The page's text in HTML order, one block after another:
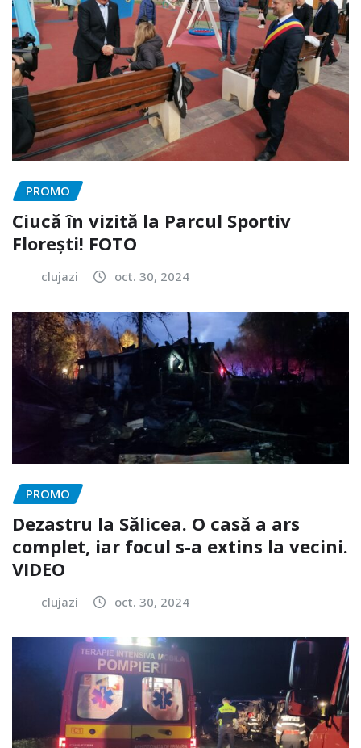
PROMO
Ciucă în vizită la Parcul Sportiv
Florești! FOTO
clujazi oct. 30, 2024
PROMO
Dezastru la Sălicea. O casă a ars
complet, iar focul s-a extins la vecini.
VIDEO
clujazi oct. 30, 2024